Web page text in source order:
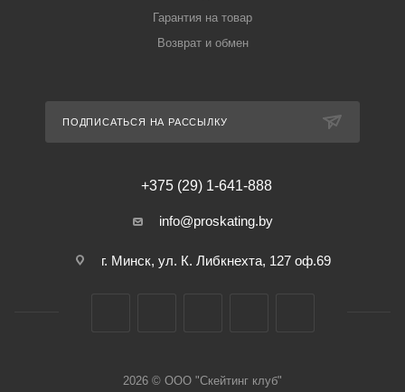
Гарантия на товар
Возврат и обмен
ПОДПИСАТЬСЯ НА РАССЫЛКУ
+375 (29) 1-641-888
info@proskating.by
г. Минск, ул. К. Либкнехта, 127 оф.69
2026 © ООО "Скейтинг клуб"